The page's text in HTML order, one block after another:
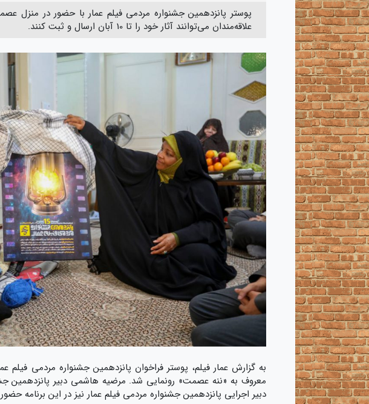
پوستر پانزدهمین جشنواره مردمی فیلم عمار با حضور در منزل
علاقه‌مندان می‌توانند آثار خود را تا 10 آبان ارسال و ثبت کنند.
به گزارش عمار فیلم، پوستر فراخوان پانزدهمین جشنواره مردمی فیلم
معروف به «ننه عصمت» رونمایی شد. مرضیه هاشمی دبیر پانزدهمین
دبیر اجرایی پانزدهمین جشنواره مردمی فیلم عمار نیز در این برنامه